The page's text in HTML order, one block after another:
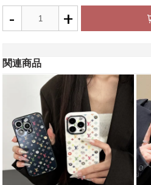
- +
関連商品